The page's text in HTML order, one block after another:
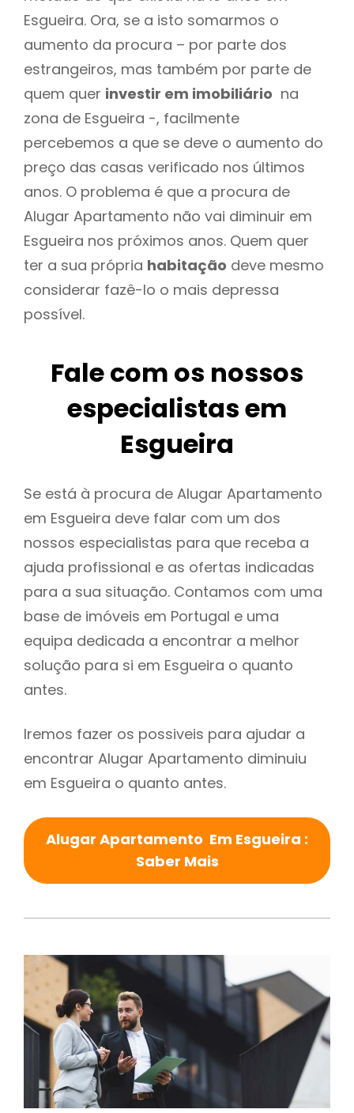
Esgueira. Ora, se a isto somarmos o
aumento da procura – por parte dos
estrangeiros, mas também por parte de
quem quer investir em imobiliário na
zona de Esgueira -, facilmente
percebemos a que se deve o aumento do
preço das casas verificado nos últimos
anos. O problema é que a procura de
Alugar Apartamento não vai diminuir em
Esgueira nos próximos anos. Quem quer
ter a sua própria habitação deve mesmo
considerar fazê-lo o mais depressa
possível.
Fale com os nossos
especialistas em
Esgueira
Se está à procura de Alugar Apartamento
em Esgueira deve falar com um dos
nossos especialistas para que receba a
ajuda profissional e as ofertas indicadas
para a sua situação. Contamos com uma
base de imóveis em Portugal e uma
equipa dedicada a encontrar a melhor
solução para si em Esgueira o quanto
antes.
Iremos fazer os possiveis para ajudar a
encontrar Alugar Apartamento diminuiu
em Esgueira o quanto antes.
Alugar Apartamento Em Esgueira :
Saber Mais